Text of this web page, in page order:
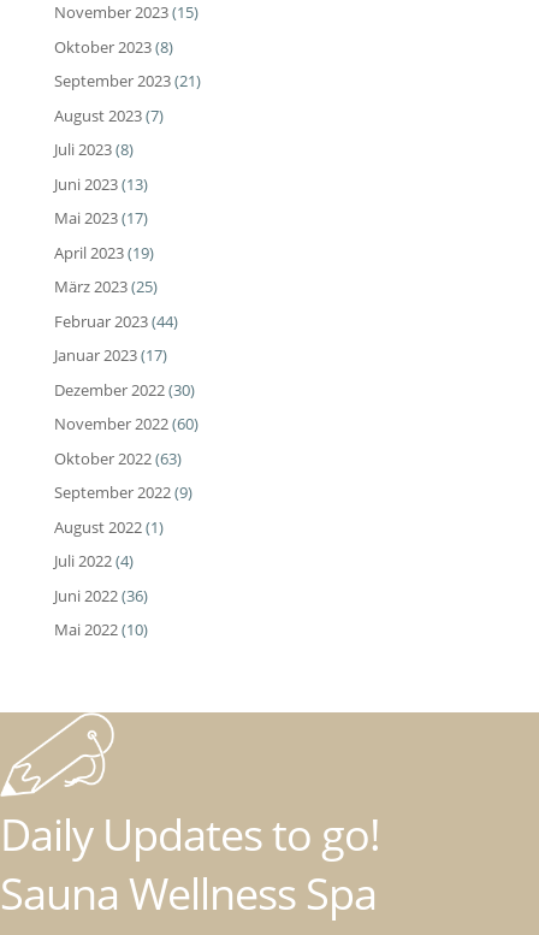
November 2023(15)
Oktober 2023(8)
September 2023(21)
August 2023(7)
Juli 2023(8)
Juni 2023(13)
Mai 2023(17)
April 2023(19)
März 2023(25)
Februar 2023(44)
Januar 2023(17)
Dezember 2022(30)
November 2022(60)
Oktober 2022(63)
September 2022(9)
August 2022(1)
Juli 2022(4)
Juni 2022(36)
Mai 2022(10)
Daily Updates to go!
Sauna Wellness Spa